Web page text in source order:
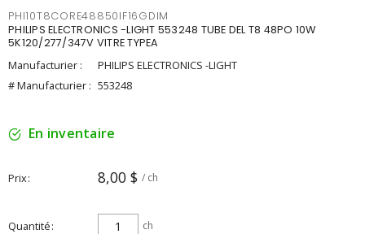
PHI10T8CORE48850IF16GDIM
PHILIPS ELECTRONICS -LIGHT 553248 TUBE DEL T8 48PO 10W
5K120/277/347V VITRE TYPEA
Manufacturier :
PHILIPS ELECTRONICS -LIGHT
# Manufacturier : 553248
En inventaire
Prix 8,00 $ / ch
Quantité ch